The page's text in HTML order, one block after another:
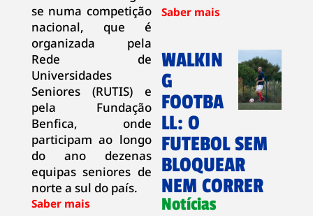
se numa competição
nacional, que é
organizada pela
Rede de
Universidades
Seniores (RUTIS) e
pela Fundação
Benfica, onde
participam ao longo
do ano dezenas
equipas seniores de
norte a sul do país.
WALKIN
G
FOOTBA
LL: O
FUTEBOL SEM
BLOQUEAR
NEM CORRER
Notícias